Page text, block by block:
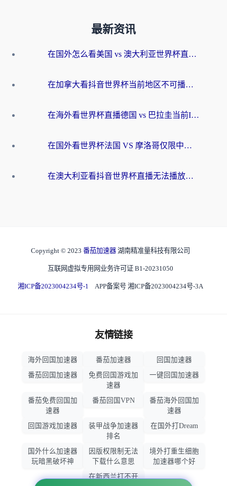
最新资讯
在国外怎么看美国 vs 澳大利亚世界杯直播？海外党必藏的中文解说观赛指南
在加拿大看抖音世界杯当前地区不可播放？海外党体育观赛终极指南
在海外看世界杯直播德国 vs 巴拉圭当前IP受限制？这篇指南帮你轻松解决地区限制
在国外看世界杯法国 VS 摩洛哥仅限中国大陆？别让地域限制拦下你的欢呼
在澳大利亚看抖音世界杯直播无法播放？海外党体育观赛终极指南来了！
Copyright © 2023 番茄加速器 湖南精准量科技有限公司
互联网虚拟专用网业务许可证 B1-20231050
湘ICP备2023004234号-1 APP备案号 湘ICP备2023004234号-3A
友情链接
海外回国加速器 番茄加速器
回国加速器
番茄回国加速器
免费回国游戏加
速器
一键回国加速器
番茄免费回国加
速器
番茄回国VPN
番茄海外回国加
速器
回国游戏加速器
装甲战争加速器
排名
在国外打Dream
国外什么加速器
玩暗黑破坏神
因版权限制无法
下载什么意思
境外打重生细胞
加速器哪个好
在新西兰打不开